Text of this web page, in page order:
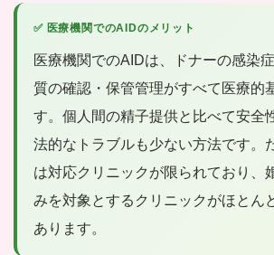
✅ 医療機関でのAIDのメリット
医療機関でのAIDは、ドナーの感染
質の確認・保管管理がすべて医療的
す。個人間の精子提供と比べて安全
法的なトラブルも少ない方法です。
は対応クリニックが限られており、
みを対象とするクリニックがほとん
あります。